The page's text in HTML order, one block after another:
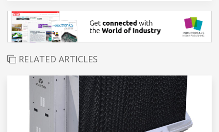
RELATED ARTICLES